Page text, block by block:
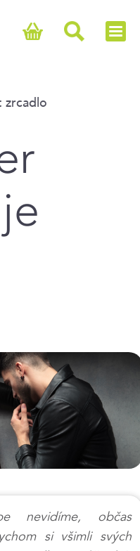
zrcadlo
nevidíme, občas
si všimli svých